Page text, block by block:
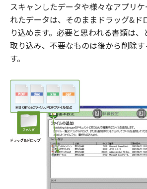
スキャンしたデータや様々なアプリ
れたデータは、そのままドラッグ&ド
り込めます。必要と思われる書類は、
取り込み、不要なものは後から削除
す。